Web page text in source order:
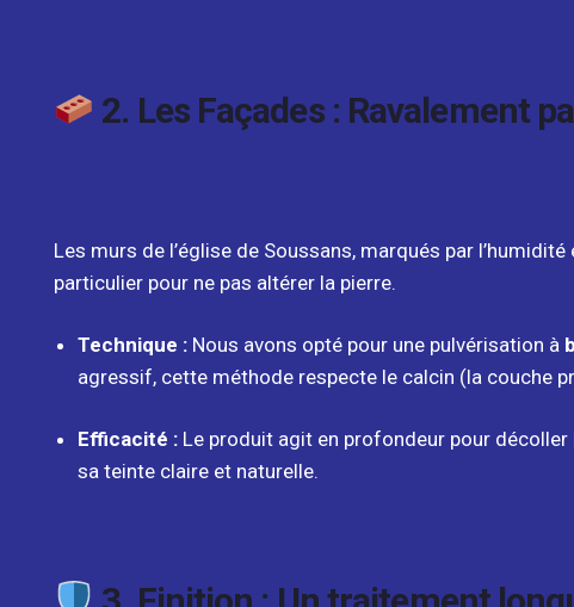
2. Les Façades : Ravalement
Les murs de l’église de Soussans, marqués par
particulier pour ne pas altérer la pierre.
Technique : Nous avons opté pour une pulvérisation à
agressif, cette méthode respecte le calcin (la couche
Efficacité : Le produit agit en profondeur pour
sa teinte claire et naturelle.